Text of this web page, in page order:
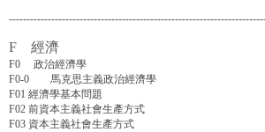
F 經濟
F0 政治經濟學
F0-0 馬克思主義政治經濟學
F01 經濟學基本問題
F02 前資本主義社會生產方式
F03 資本主義社會生產方式